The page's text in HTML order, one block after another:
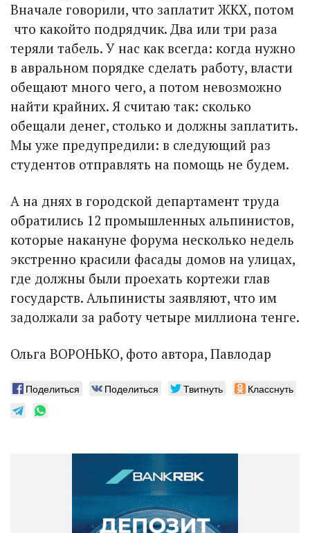
Вначале говорили, что заплатит ЖКХ, потом
­ что какой­то подрядчик. Два или три раза
теряли табель. У нас как всегда: когда нужно
в авральном порядке сделать работу, власти
обещают много чего, а потом невозможно
найти крайних. Я считаю так: сколько
обещали денег, столько и должны заплатить.
Мы уже предупредили: в следующий раз
студентов отправлять на помощь не будем.
А на днях в городской департамент труда
обратились 12 промышленных альпинистов,
которые накануне форума несколько недель
экстренно красили фасады домов на улицах,
где должны были проехать кортежи глав
государств. Альпинисты заявляют, что им
задолжали за работу четыре миллиона тенге.
Ольга ВОРОНЬКО, фото автора, Павлодар
Поделиться Поделиться Твитнуть Класснуть